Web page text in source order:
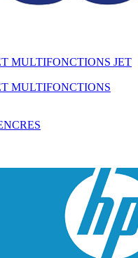
MULTIFONCTIONS JET
MULTIFONCTIONS